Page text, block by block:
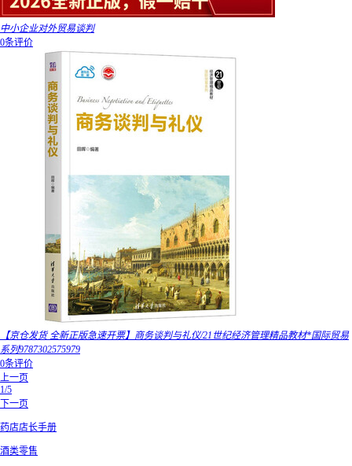
中小企业对外贸易谈判
0条评价
【京仓发货 全新正版急速开票】商务谈判与礼仪/21世纪经济管理精品教材*国际贸易
系列9787302575979
0条评价
上一页
1/5
下一页
药店店长手册
酒类零售